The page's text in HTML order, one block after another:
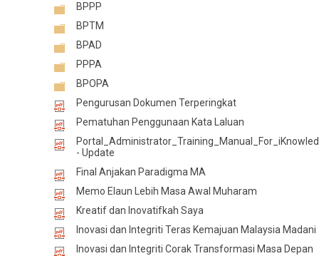
BPPP
BPTM
BPAD
PPPA
BPOPA
Pengurusan Dokumen Terperingkat
Pematuhan Penggunaan Kata Laluan
- Update
Final Anjakan Paradigma MA
Memo Elaun Lebih Masa Awal Muharam
Kreatif dan Inovatifkah Saya
Inovasi dan Integriti Teras Kemajuan Malaysia Madani
Inovasi dan Integriti Corak Transformasi Masa Depan